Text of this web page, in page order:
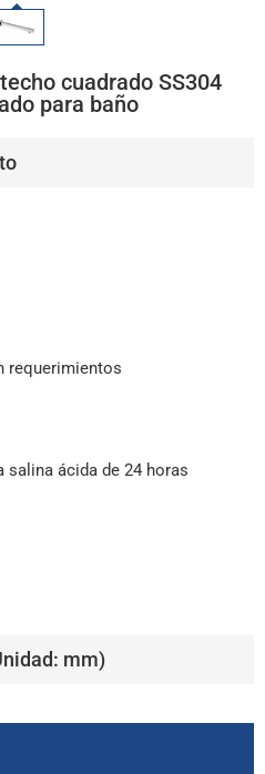
cuadrado SS304
para baño
requerimientos
salina ácida de 24 horas
mm)